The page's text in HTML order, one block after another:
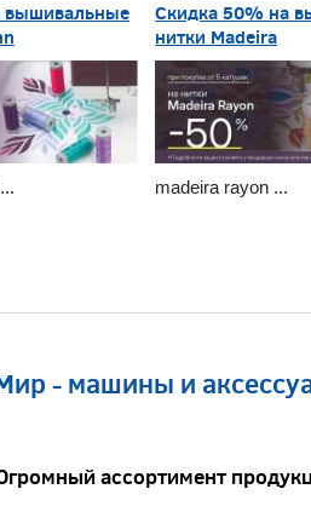
вышивальные
Скидка 50% на
нитки Madeira
madeira rayon ...
- машины и
ассортимент